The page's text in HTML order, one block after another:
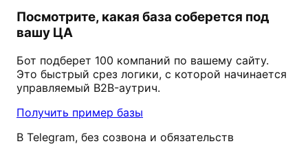
Посмотрите, какая база соберется под
вашу ЦА
Бот подберет 100 компаний по вашему сайту.
Это быстрый срез логики, с которой начинается
управляемый B2B-аутрич.
Получить пример базы
В Telegram, без созвона и обязательств